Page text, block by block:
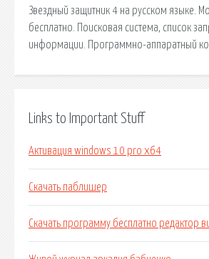
Звездный защитник 4 на русском языке.
бесплатно. Поисковая сиcтема, список
информации. Программно-аппаратный
Links to Important Stuff
Активация windows 10 pro x64
Скачать паблишер
Скачать программу бесплатно редактор